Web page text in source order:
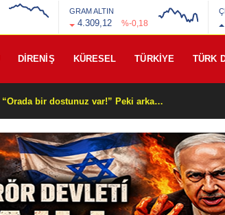
GRAM ALTIN
4.309,12 %-0,18
DİRENİŞ KÜRESEL TÜRKİYE TÜRK
Yüksek Yargıda Kardeşlik Köprüsü: AYM Başkanı Kadir Özkaya, Türkmenistan Heyetini Kabul Ettti!